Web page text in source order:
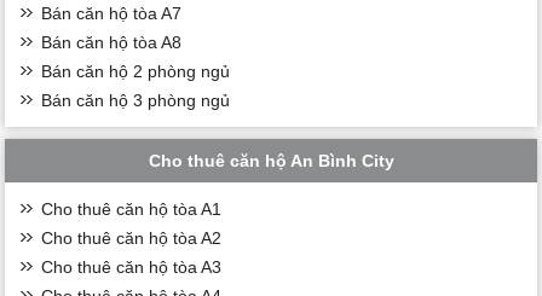
Bán căn hộ tòa A7
Bán căn hộ tòa A8
Bán căn hộ 2 phòng ngủ
Bán căn hộ 3 phòng ngủ
Cho thuê căn hộ An Bình City
Cho thuê căn hộ tòa A1
Cho thuê căn hộ tòa A2
Cho thuê căn hộ tòa A3